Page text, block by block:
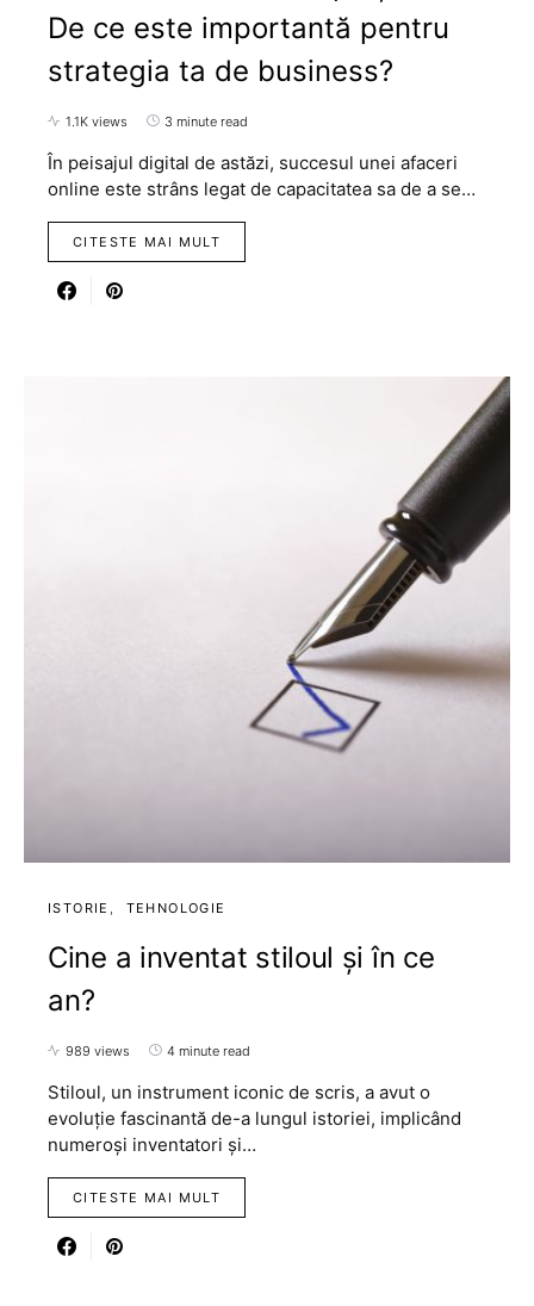
De ce este importantă pentru
strategia ta de business?
1.1K views 3 minute read
În peisajul digital de astăzi, succesul unei afaceri
online este strâns legat de capacitatea sa de a se…
CITESTE MAI MULT
ISTORIE TEHNOLOGIE
Cine a inventat stiloul și în ce
an?
989 views 4 minute read
Stiloul, un instrument iconic de scris, a avut o
evoluție fascinantă de-a lungul istoriei, implicând
numeroși inventatori și…
CITESTE MAI MULT